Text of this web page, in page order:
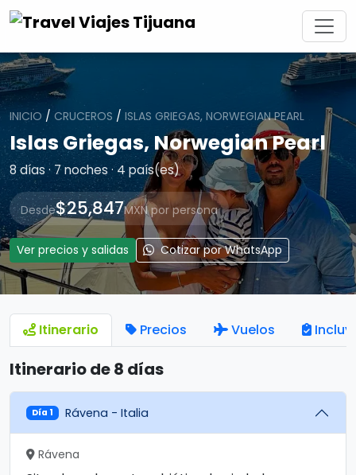
INICIO / CRUCEROS / ISLAS GRIEGAS, NORWEGIAN PEARL
Islas Griegas, Norwegian Pearl
8 días · 7 noches · 4 país(es)
Desde$25,847MXN por persona
Ver precios y salidas Cotizar por WhatsApp
Itinerario Precios Vuelos
Itinerario de 8 días
Día 1 Rávena - Italia
Rávena